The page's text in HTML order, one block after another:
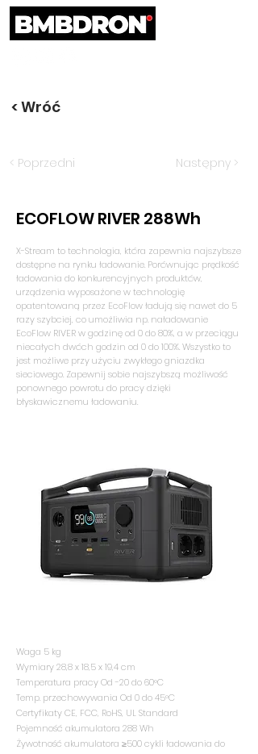
< Wróć
< Poprzedni Następny >
ECOFLOW RIVER 288Wh
X-Stream to technologia, która zapewnia najszybsze
dostępne na rynku ładowanie. Porównując prędkość
ładowania do konkurencyjnych produktów,
urządzenia wyposażone w technologię
opatentowaną przez EcoFlow ładują się nawet do 5
razy szybciej, co umożliwia np. naładowanie
EcoFlow RIVER w godzinę od 0 do 80%, a w przeciągu
niecałych dwóch godzin od 0 do 100%. Wszystko to
jest możliwe przy użyciu zwykłego gniazdka
sieciowego. Zapewnij sobie najszybszą możliwość
ponownego powrotu do pracy dzięki
błyskawicznemu ładowaniu.
Waga 5 kg
Wymiary 28,8 x 18,5 x 19,4 cm
Temperatura pracy Od -20 do 60°C
Temp. przechowywania Od 0 do 45°C
Certyfikaty CE, FCC, RoHS, UL Standard
Pojemność akumulatora 288 Wh
Żywotność akumulatora ≥500 cykli ładowania do